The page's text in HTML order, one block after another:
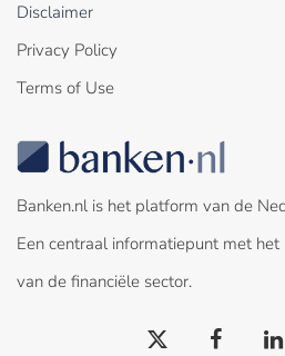
Disclaimer
Privacy Policy
Terms of Use
Banken.nl is het platform van de
Een centraal informatiepunt met
van de financiële sector.